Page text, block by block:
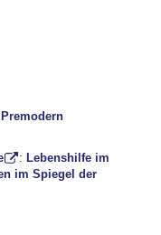
:Lebenshilfe im
im Spiegel der